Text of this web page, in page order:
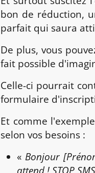
bon de réduction,
parfait qui saura
De plus, vous
fait possible
Celle-ci pourrait
formulaire
Et comme
selon vos besoins :
« Bonjour